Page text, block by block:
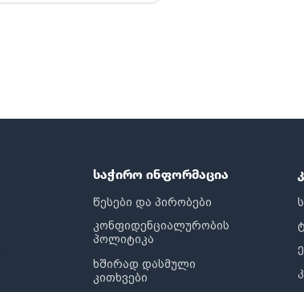
საჭირო ინფორმაცია
წესები და პირობები
კონფიდენციალურობის
პოლიტიკა
ხშირად დასმული
კითხვები